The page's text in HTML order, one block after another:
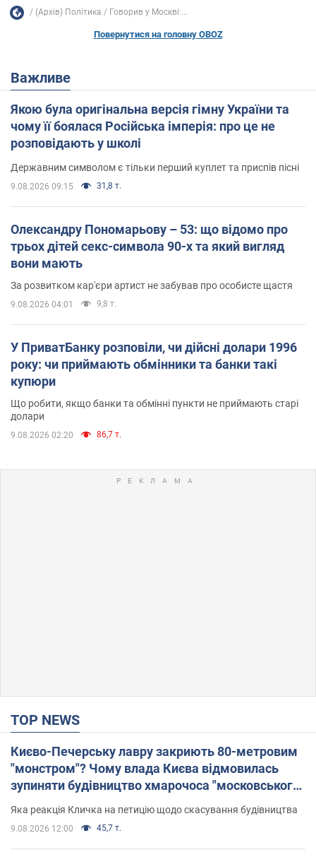
(Архів) Політика Говорив у Москві:...
Повернутися на головну OBOZ
Важливе
Якою була оригінальна версія гімну України та
чому її боялася Російська імперія: про це не
розповідають у школі
Державним символом є тільки перший куплет та приспів пісні
9.08.2026 09:15 31,8 т.
Олександру Пономарьову – 53: що відомо про
трьох дітей секс-символа 90-х та який вигляд
вони мають
За розвитком кар'єри артист не забував про особисте щастя
9.08.2026 04:01 9,8 т.
У ПриватБанку розповіли, чи дійсні долари 1996
року: чи приймають обмінники та банки такі
купюри
Що робити, якщо банки та обмінні пункти не приймають старі
долари
9.08.2026 02:20 86,7 т.
TOP NEWS
Києво-Печерську лавру закриють 80-метровим
"монстром"? Чому влада Києва відмовилась
зупиняти будівництво хмарочоса "московського
вірянина"
Яка реакція Кличка на петицію щодо скасування будівництва
9.08.2026 12:00 45,7 т.